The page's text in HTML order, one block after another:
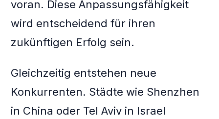
voran. Diese Anpassungsfähigkeit
wird entscheidend für ihren
zukünftigen Erfolg sein.
Gleichzeitig entstehen neue
Konkurrenten. Städte wie Shenzhen
in China oder Tel Aviv in Israel